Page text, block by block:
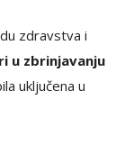
zdravstva i
u zbrinjavanju
uključena u